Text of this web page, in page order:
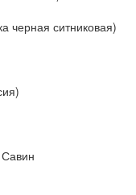
черная ситниковая)